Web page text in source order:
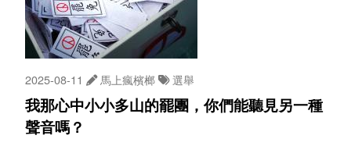
2025-08-11 馬上瘋檳榔 選舉
我那心中小小多山的罷團，你們能聽見另一種
聲音嗎？